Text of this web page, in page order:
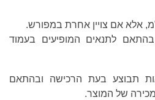
אלא אם צויין אחרת במפורש.
לתנאים המופיעים בעמוד
תבוצע בעת הרכישה ובהתאם
של המוצר.